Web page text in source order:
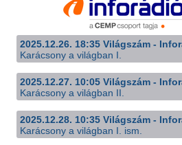
2025.12.26. 18:35 Világszám -
Karácsony a világban I.
2025.12.27. 10:05 Világszám -
Karácsony a világban II.
2025.12.28. 10:35 Világszám -
Karácsony a világban I. ism.